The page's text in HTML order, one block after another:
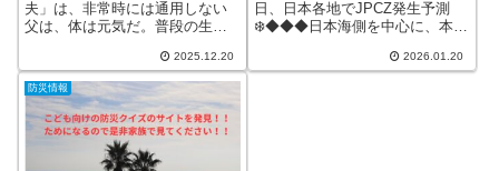
夫」は、非常時には通用しない
父は、体は元気だ。普段の生活
こそ、これまでどこかで「まだ
大丈夫」「本格的な対策は、も
う少し先でいい」そう思ってい
た詳しく見る
2025.12.20
冬は越せません ―
日、日本各地でJPCZ発生予測
❄️◆◆◆日本海側を中心に、本日
寒帯気団収束帯）が次々と形成
2026.01.20
防災情報